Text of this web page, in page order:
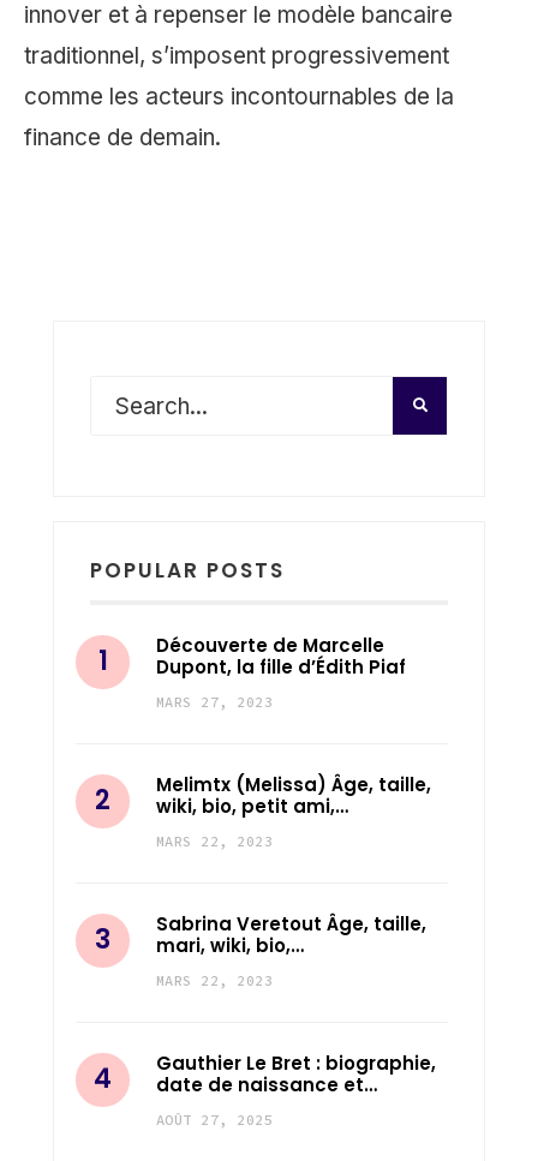
innover et à repenser le modèle bancaire
traditionnel, s’imposent progressivement
comme les acteurs incontournables de la
finance de demain.
POPULAR POSTS
Découverte de Marcelle
Dupont, la fille d’Édith Piaf
MARS 27, 2023
Melimtx (Melissa) Âge, taille,
wiki, bio, petit ami,…
MARS 22, 2023
Sabrina Veretout Âge, taille,
mari, wiki, bio,…
MARS 22, 2023
Gauthier Le Bret : biographie,
date de naissance et…
AOÛT 27, 2025